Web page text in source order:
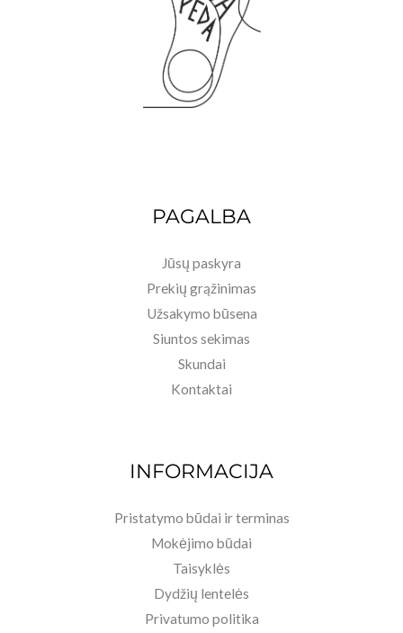
PAGALBA
Jūsų paskyra
Prekių grąžinimas
Užsakymo būsena
Siuntos sekimas
Skundai
Kontaktai
INFORMACIJA
Pristatymo būdai ir terminas
Mokėjimo būdai
Taisyklės
Dydžių lentelės
Privatumo politika